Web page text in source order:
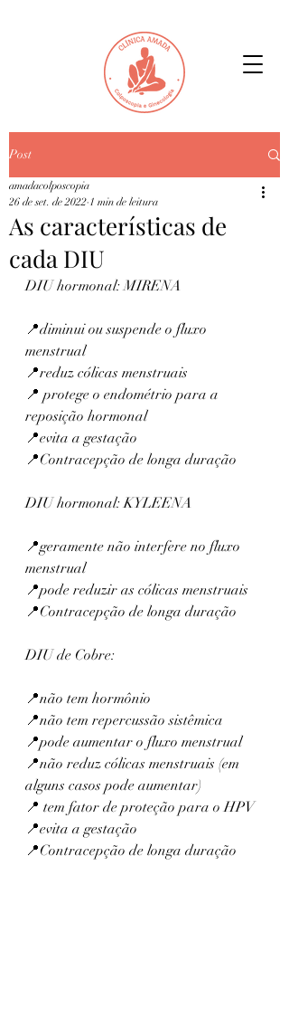
Post
As características de
cada DIU
amadacolposcopia
26 de set. de 2022 1 min de leitura
DIU hormonal: MIRENA
📍diminui ou suspende o fluxo
menstrual
📍reduz cólicas menstruais
📍 protege o endométrio para a
reposição hormonal
📍evita a gestação
📍Contracepção de longa duração
DIU hormonal: KYLEENA
📍geramente não interfere no fluxo
menstrual
📍pode reduzir as cólicas menstruais
📍Contracepção de longa duração
DIU de Cobre:
📍não tem hormônio
📍não tem repercussão sistêmica
📍pode aumentar o fluxo menstrual
📍não reduz cólicas menstruais (em
alguns casos pode aumentar)
📍 tem fator de proteção para o HPV
📍evita a gestação
📍Contracepção de longa duração